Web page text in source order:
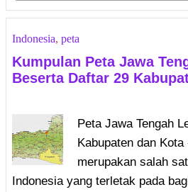
Indonesia, peta
Kumpulan Peta Jawa
Beserta Daftar 29
Peta Jawa Tengah
Kabupaten dan Kota
merupakan salah
Indonesia yang terletak pada